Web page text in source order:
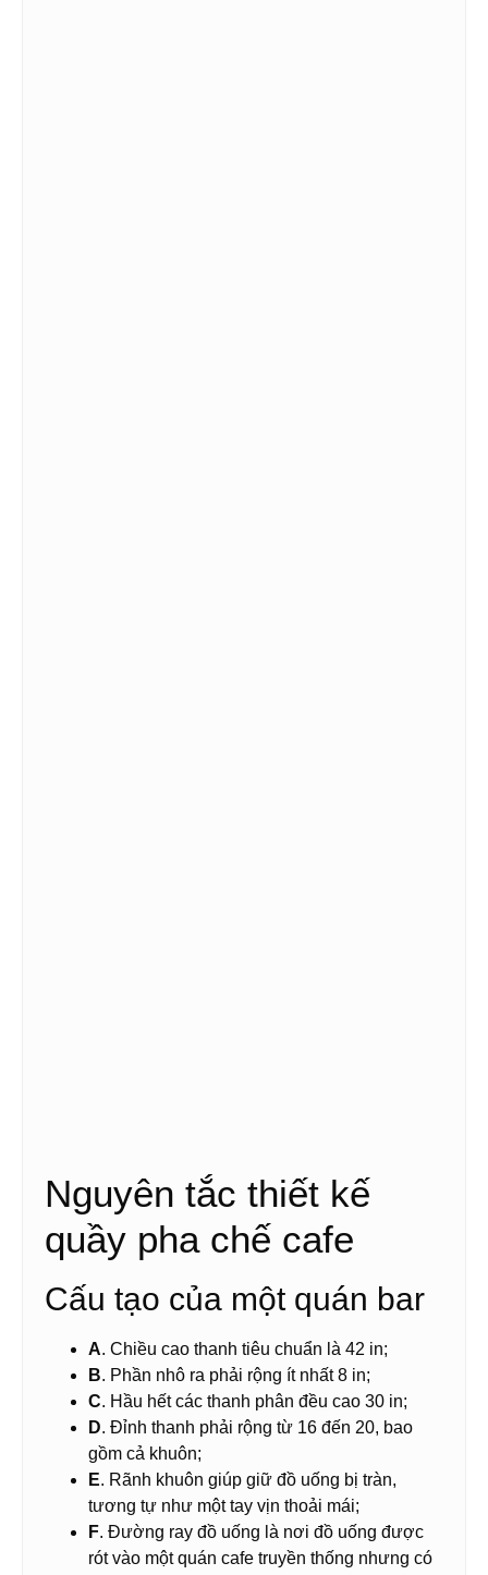
Nguyên tắc thiết kế
quầy pha chế cafe
Cấu tạo của một quán bar
A. Chiều cao thanh tiêu chuẩn là 42 in;
B. Phần nhô ra phải rộng ít nhất 8 in;
C. Hầu hết các thanh phân đều cao 30 in;
D. Đỉnh thanh phải rộng từ 16 đến 20, bao
gồm cả khuôn;
E. Rãnh khuôn giúp giữ đồ uống bị tràn,
tương tự như một tay vịn thoải mái;
F. Đường ray đồ uống là nơi đồ uống được
rót vào một quán cafe truyền thống nhưng có